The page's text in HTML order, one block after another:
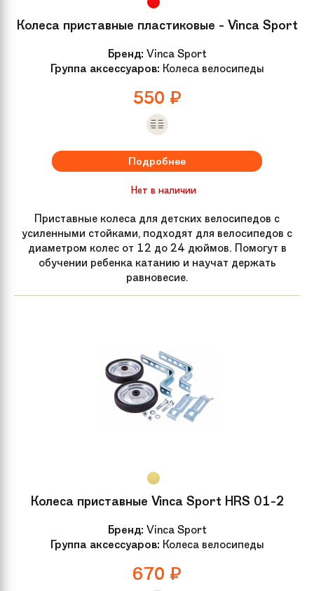
Колеса приставные пластиковые - Vinca Sport
Бренд: Vinca Sport
Группа аксессуаров: Колеса велосипеды
550 ₽
Подробнее
Нет в наличии
Приставные колеса для детских велосипедов с
усиленными стойками, подходят для велосипедов с
диаметром колес от 12 до 24 дюймов. Помогут в
обучении ребенка катанию и научат держать
равновесие.
Колеса приставные Vinca Sport HRS 01-2
Бренд: Vinca Sport
Группа аксессуаров: Колеса велосипеды
670 ₽